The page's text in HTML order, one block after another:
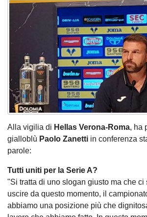
Alla vigilia di Hellas Verona-Roma, ha
gialloblù Paolo Zanetti in conferenza
parole:
Tutti uniti per la Serie A?
"Si tratta di uno slogan giusto ma che ci
uscire da questo momento, il
abbiamo una posizione più che